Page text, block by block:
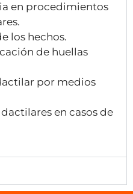
en procedimientos
los hechos.
de huellas
por medios
en casos de